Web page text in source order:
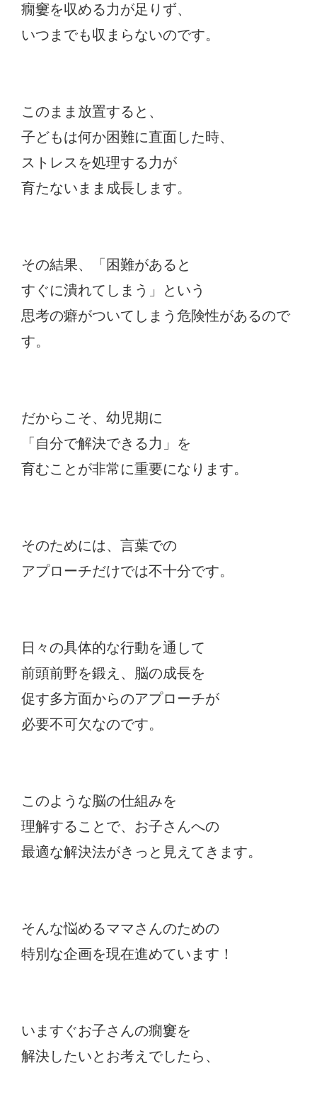
癇窶を収める力が足りず、
いつまでも収まらないのです。
このまま放置すると、
子どもは何か困難に直面した時、
ストレスを処理する力が
育たないまま成長します。
その結果、「困難があると
すぐに潰れてしまう」という
思考の癖がついてしまう危険性があるので
す。
だからこそ、幼児期に
「自分で解決できる力」を
育むことが非常に重要になります。
そのためには、言葉での
アプローチだけでは不十分です。
日々の具体的な行動を通して
前頭前野を鍛え、脳の成長を
促す多方面からのアプローチが
必要不可欠なのです。
このような脳の仕組みを
理解することで、お子さんへの
最適な解決法がきっと見えてきます。
そんな悩めるママさんのための
特別な企画を現在進めています！
いますぐお子さんの癇窶を
解決したいとお考えでしたら、